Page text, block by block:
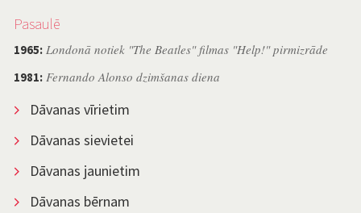
Pasaulē
1965: Londonā notiek "The Beatles" filmas "Help!" pirmizrāde
1981: Fernando Alonso dzimšanas diena
Dāvanas vīrietim
Dāvanas sievietei
Dāvanas jaunietim
Dāvanas bērnam